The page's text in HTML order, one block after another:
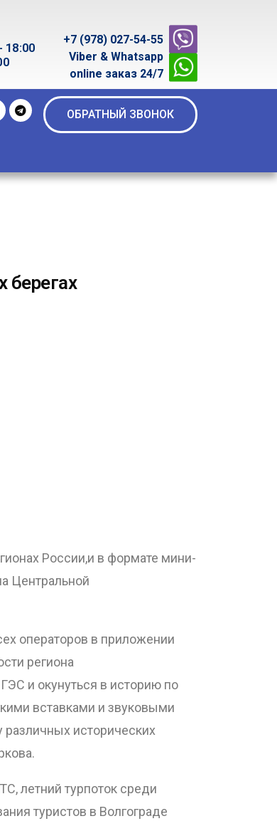
18:00
+7 (978) 027-54-55
Viber & Whatsapp
online заказ 24/7
ОБРАТНЫЙ ЗВОНОК
берегах
России,и в формате мини-
Центральной
операторов в приложении
региона
и окунуться в историю по
вставками и звуковыми
исторических
летний турпоток среди
туристов в Волгограде